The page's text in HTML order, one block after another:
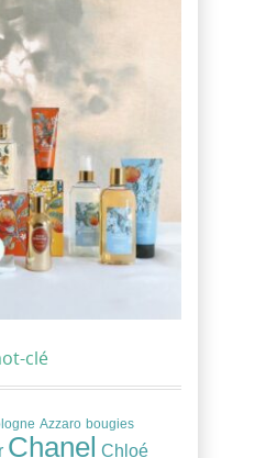
clé
Azzaro bougies
Chanel Chloé